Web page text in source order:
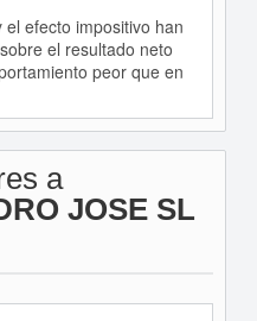
efecto impositivo han
el resultado neto
peor que en
a
JOSE SL